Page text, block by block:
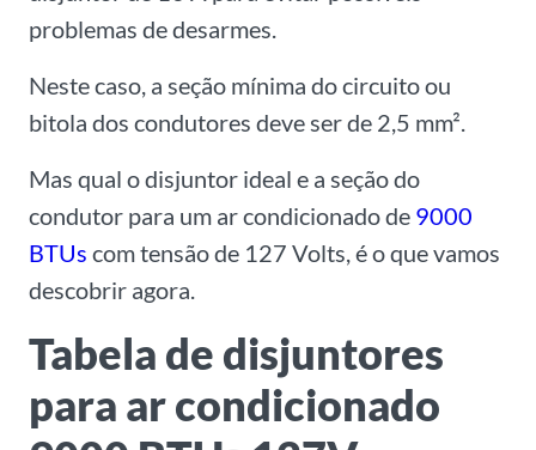
problemas de desarmes.
Neste caso, a seção mínima do circuito ou
bitola dos condutores deve ser de 2,5 mm².
Mas qual o disjuntor ideal e a seção do
condutor para um ar condicionado de 9000
BTUs com tensão de 127 Volts, é o que vamos
descobrir agora.
Tabela de disjuntores
para ar condicionado